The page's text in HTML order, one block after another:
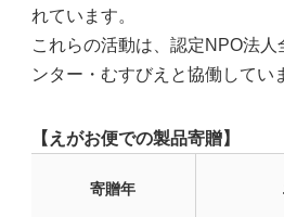
れています。
これらの活動は、認定NPO法
ンター・むすびえと協働してい
【えがお便での製品寄贈】
寄贈年